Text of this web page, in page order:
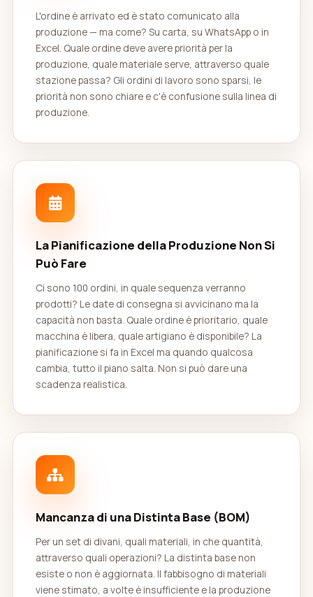
L'ordine è arrivato ed è stato comunicato alla
produzione — ma come? Su carta, su WhatsApp o in
Excel. Quale ordine deve avere priorità per la
produzione, quale materiale serve, attraverso quale
stazione passa? Gli ordini di lavoro sono sparsi, le
priorità non sono chiare e c'è confusione sulla linea di
produzione.
La Pianificazione della Produzione Non Si
Può Fare
Ci sono 100 ordini, in quale sequenza verranno
prodotti? Le date di consegna si avvicinano ma la
capacità non basta. Quale ordine è prioritario, quale
macchina è libera, quale artigiano è disponibile? La
pianificazione si fa in Excel ma quando qualcosa
cambia, tutto il piano salta. Non si può dare una
scadenza realistica.
Mancanza di una Distinta Base (BOM)
Per un set di divani, quali materiali, in che quantità,
attraverso quali operazioni? La distinta base non
esiste o non è aggiornata. Il fabbisogno di materiali
viene stimato, a volte è insufficiente e la produzione